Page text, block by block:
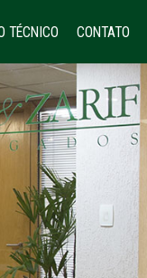
TÉCNICO CONTATO